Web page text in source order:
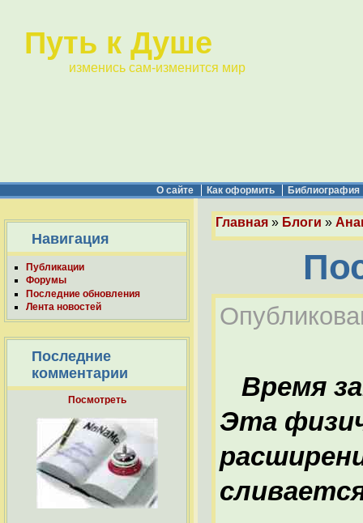
Путь к Душе
изменись сам-изменится мир
О сайте Как оформить Библиография
Навигация
Публикации
Форумы
Последние обновления
Лента новостей
Последние
комментарии
Посмотреть
Главная » Блоги »
Время
Эта